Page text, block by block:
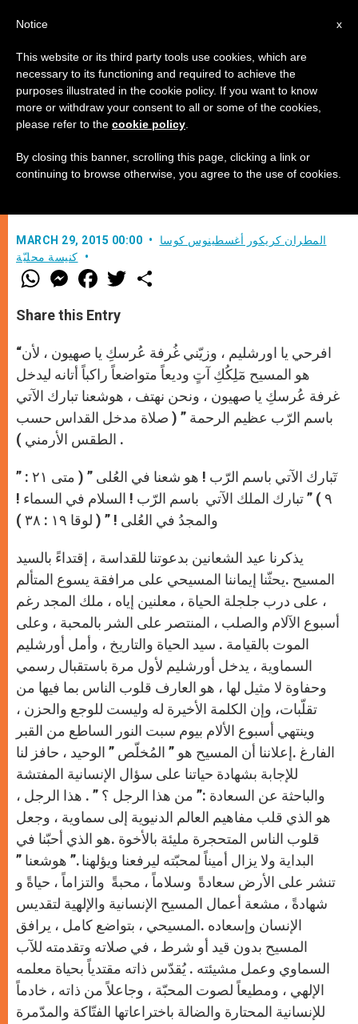
المسيح مٓلِكُكِ آتٍ وديعاً متواضعاً راكباً
أتانه ليدخل غرفة عُرسكِ يا صهيون
MARCH 29, 2015 00:00
المطران كريكور أغسطينوس كوسا
كنيسة محليّة
W
h
t
s
p
M
e
s
e
e
r
F
a
e
b
k
w
Share this Entry
“افرحي يا اورشليم ، وزيّني غُرفة عُرسكِ يا صهيون ، لأن
هو المسيح مٓلِكُكِ آتٍ وديعاً متواضعاً راكباً أتانه ليدخل
غرفة عُرسكِ يا صهيون ، ونحن نهتف ، هوشعنا تبارك الآتي
باسم الرّب عظيم الرحمة ” ( صلاة مدخل القداس حسب
الطقس الأرمني ) .
” تٓبارك الآتي باسم الرّب ! هو شعنا في العُلى ” ( متى ٢١ :
٩ ) ” تبارك الملك الآتي باسم الرّب ! السلام في السماء !
يذكرنا عيد الشعانين بدعوتنا للقداسة ، إقتداءً بالسيد
المسيح .يحثّنا إيماننا المسيحي على مرافقة يسوع المتألم
، على درب جلجلة الحياة ، معلنين إياه ، ملك المجد رغم
أسبوع الآلام والصلب ، المنتصر على الشر بالمحبة ، وعلى
الموت بالقيامة . سيد الحياة والتاريخ ، وأمل أورشليم
السماوية ، يدخل أورشليم لأول مرة باستقبال رسمي
وحفاوة لا مثيل لها ، هو العارف قلوب الناس بما فيها من
تقلّبات، وإن الكلمة الأخيرة له وليست للوجع والحزن ،
وينتهي أسبوع الألام بيوم سبت النور الساطع من القبر
الفارغ .إعلاننا أن المسيح هو ” المُخلّص ” الوحيد ، حافز لنا
للإجابة بشهادة حياتنا على سؤال الإنسانية المفتشة
والباحثة عن السعادة :” من هذا الرجل ؟ ” . هذا الرجل ،
هو الذي قلب مفاهيم العالم الدنيوية إلى سماوية ، وجعل
قلوب الناس المتحجرة مليئة بالأخوة .هو الذي أحبّنا في
البداية ولا يزال أميناً لمحبّته ليرفعنا ويؤلهنا .” هوشعنا ”
تنشر على الأرض سعادةً وسلاماً ، محبةً والتزاماً ، حياةً و
شهادةً ، مشعة أعمال المسيح الإنسانية والإلهية لتقديس
الإنسان وإسعاده .المسيحي ، بتواضع كامل ، يرافق
المسيح بدون قيد أو شرط ، في صلاته وتقدمته للآب
السماوي وعمل مشيئته . يُقدّس ذاته مقتدياً بحياة معلمه
الإلهي ، ومطيعاً لصوت المحبّة ، وجاعلاً من ذاته ، خادماً
للإنسانية المحتارة والضالة باختراعاتها الفتّاكة والمدّمرة
x
Notice
This website or its third party tools use cookies, which are
necessary to its functioning and required to achieve the
purposes illustrated in the cookie policy. If you want to know
more or withdraw your consent to all or some of the cookies,
please refer to the cookie policy
By closing this banner, scrolling this page, clicking a link or
continuing to browse otherwise, you agree to the use of cookies.